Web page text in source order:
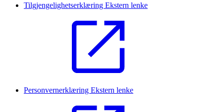
Tilgjengelighetserklæring Ekstern lenke
Personvernerklæring Ekstern lenke